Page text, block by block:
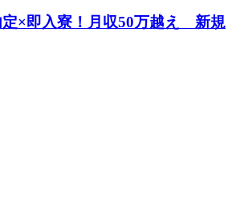
定×即入寮！月収50万越え 新規